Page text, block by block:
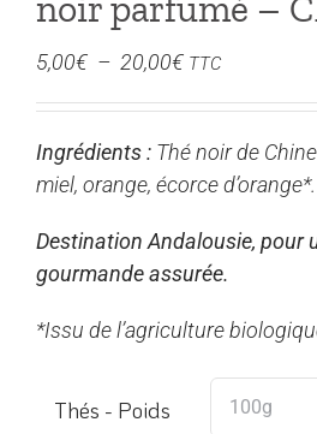
5,00€ – 20,00€Plage
5,00€
à
TTC
Ingrédients : Thé noir de
miel, orange, écorce d’orange*.
Destination Andalousie, pour
gourmande assurée.
*Issu de l’agriculture
Thés - Poids